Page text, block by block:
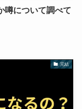
噂について調べて
完結